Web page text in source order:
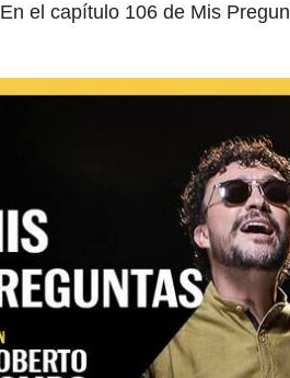
En el capítulo 106 de Mis